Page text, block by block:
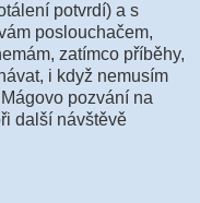
potvrdí) a s
poslouchačem,
zatímco příběhy,
i když nemusím
pozvání na
další návštěvě